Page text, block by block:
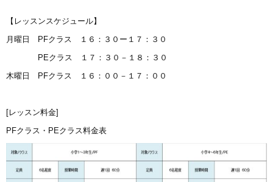
【レッスンスケジュール】
月曜日 PFクラス １６：３０ー１７：３０
PEクラス １７：３０－１８：３０
木曜日 PFクラス １６：００－１７：００
[レッスン料金]
PFクラス・PEクラス料金表